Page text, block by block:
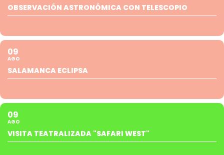
OBSERVACIÓN ASTRONÓMICA CON TELESCOPIO
09
AGO
SALAMANCA ECLIPSA
09
AGO
VISITA TEATRALIZADA "SAFARI WEST"